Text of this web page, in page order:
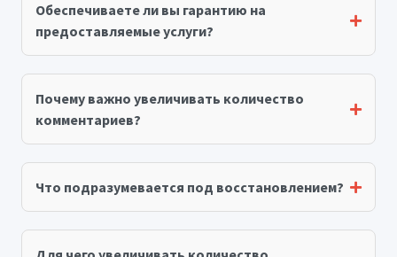
Обеспечиваете ли вы гарантию на
предоставляемые услуги?
Почему важно увеличивать количество
комментариев?
Что подразумевается под восстановлением?